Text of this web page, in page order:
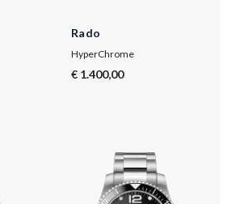
Rado
HyperChrome
€ 1.400,00